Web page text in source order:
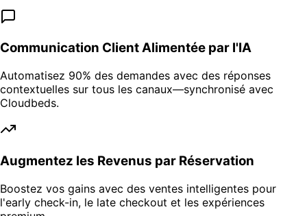
Communication Client Alimentée par l'IA
Automatisez 90% des demandes avec des réponses
contextuelles sur tous les canaux—synchronisé avec
Cloudbeds.
Augmentez les Revenus par Réservation
Boostez vos gains avec des ventes intelligentes pour
l'early check-in, le late checkout et les expériences